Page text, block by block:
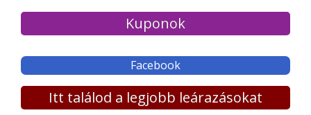
Kuponok
Facebook
Itt találod a legjobb leárazásokat